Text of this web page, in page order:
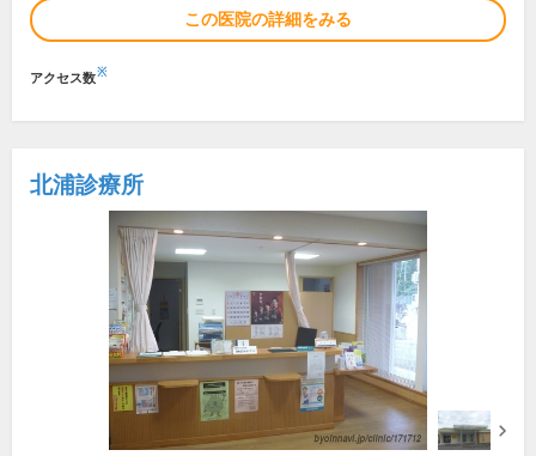
この医院の詳細をみる
アクセス数※
北浦診療所